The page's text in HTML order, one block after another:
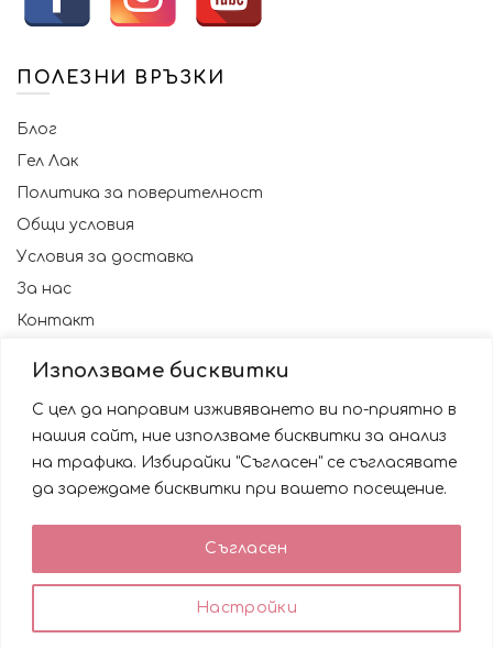
Използваме бисквитки
С цел да направим изживяването ви по-приятно в
нашия сайт, ние използваме бисквитки за анализ
на трафика. Избирайки "Съгласен" се съгласявате
да зареждаме бисквитки при вашето посещение.
Настройки
Съгласен
ПОЛЕЗНИ ВРЪЗКИ
Блог
Гел Лак
Политика за поверителност
Общи условия
Условия за доставка
За нас
Контакт
© 2023 NAILSBG. Всички права запазени
Любими
0
Количка Профил Магазин
Използваме бисквитки за да подобрим вашата
работа със сайта. Като ползвате сайта Вие се
съгласявате с използването им.
ACCEPT